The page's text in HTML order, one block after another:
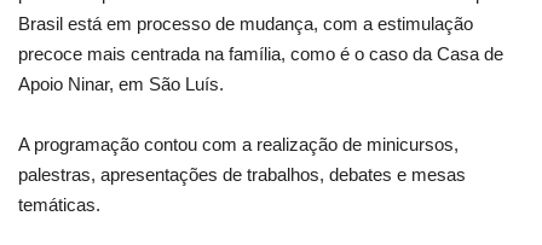
Brasil está em processo de mudança, com a estimulação
precoce mais centrada na família, como é o caso da Casa de
Apoio Ninar, em São Luís.
A programação contou com a realização de minicursos,
palestras, apresentações de trabalhos, debates e mesas
temáticas.